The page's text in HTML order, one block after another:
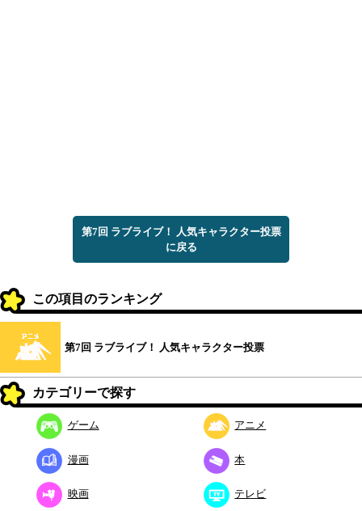
第7回 ラブライブ！ 人気キャラクター投票
に戻る
この項目のランキング
第7回 ラブライブ！ 人気キャラクター投票
カテゴリーで探す
ゲーム アニメ
漫画 本
映画 テレビ